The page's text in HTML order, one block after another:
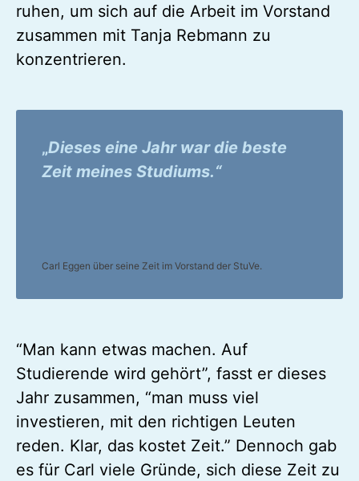
ruhen, um sich auf die Arbeit im Vorstand
zusammen mit Tanja Rebmann zu
konzentrieren.
„Dieses eine Jahr war die beste
Zeit meines Studiums.“
Carl Eggen über seine Zeit im Vorstand der StuVe.
“Man kann etwas machen. Auf
Studierende wird gehört”, fasst er dieses
Jahr zusammen, “man muss viel
investieren, mit den richtigen Leuten
reden. Klar, das kostet Zeit.” Dennoch gab
es für Carl viele Gründe, sich diese Zeit zu